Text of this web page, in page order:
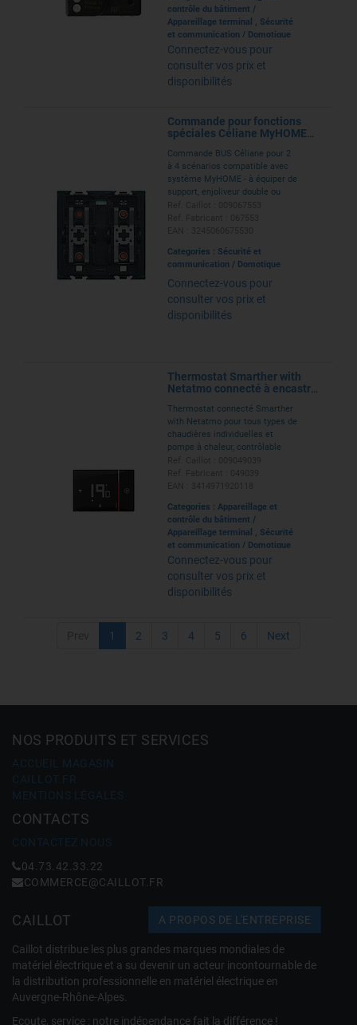
contrôle du bâtiment /
Appareillage terminal , Sécurité
et communication / Domotique
Connectez-vous pour
consulter vos prix et
disponibilités
Commande pour fonctions
spéciales Céliane MyHOME
Commande BUS Céliane pour 2
à 4 scénarios compatible avec
système MyHOME - à équiper de
support, enjoliveur double ou
Categories : Sécurité et
communication / Domotique
Connectez-vous pour
consulter vos prix et
disponibilités
Thermostat Smarther with
Netatmo connecté à encastrer
Thermostat connecté Smarther
with Netatmo pour tous types de
chaudières individuelles et
pompe à chaleur, contrôlable
Categories : Appareillage et
contrôle du bâtiment /
Appareillage terminal , Sécurité
et communication / Domotique
Connectez-vous pour
consulter vos prix et
disponibilités
1 2 3 4 5 6 Next
NOS PRODUITS ET SERVICES
ACCUEIL MAGASIN
CAILLOT.FR
MENTIONS LÉGALES
CONTACTS
CONTACTEZ NOUS
04.73.42.33.22
COMMERCE@CAILLOT.FR
CAILLOT A PROPOS DE L'ENTREPRISE
Caillot distribue les plus grandes marques mondiales de
matériel électrique et a su devenir un acteur incontournable de
la distribution professionnelle en matériel électrique en
Auvergne-Rhône-Alpes.
Ecoute, service : notre indépendance fait la différence !